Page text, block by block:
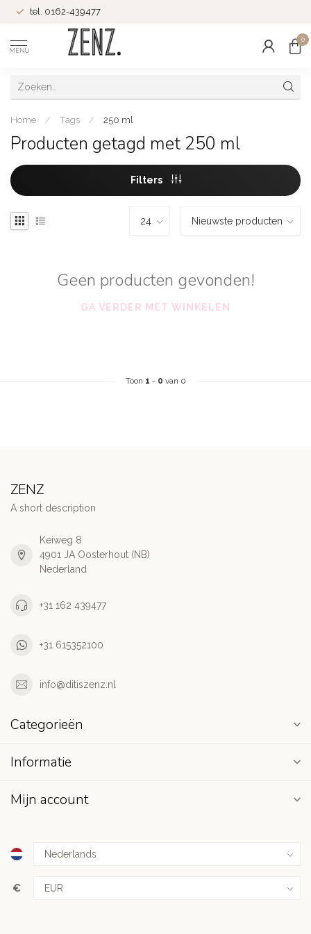
tel. 0162-439477
MENU
0
Home / Tags / 250 ml
Producten getagd met 250 ml
Filters
Geen producten gevonden!
GA VERDER MET WINKELEN
Toon 1 - 0 van 0
ZENZ
A short description
Keiweg 8
4901 JA Oosterhout (NB)
Nederland
+31 162 439477
+31 615352100
info@ditiszenz.nl
Categorieën
Informatie
Mijn account
€